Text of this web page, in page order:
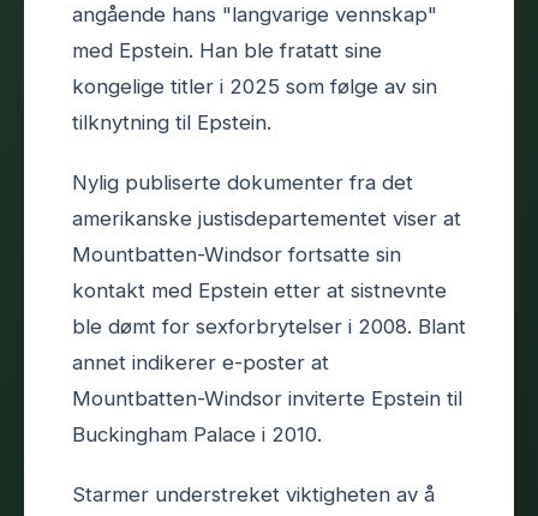
angående hans "langvarige vennskap"
med Epstein. Han ble fratatt sine
kongelige titler i 2025 som følge av sin
tilknytning til Epstein.
Nylig publiserte dokumenter fra det
amerikanske justisdepartementet viser at
Mountbatten-Windsor fortsatte sin
kontakt med Epstein etter at sistnevnte
ble dømt for sexforbrytelser i 2008. Blant
annet indikerer e-poster at
Mountbatten-Windsor inviterte Epstein til
Buckingham Palace i 2010.
Starmer understreket viktigheten av å